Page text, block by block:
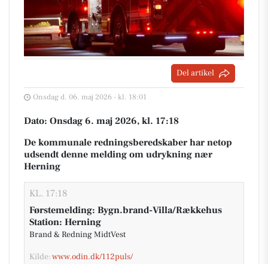
Del artikel
Onsdag d. 06. maj 2026 - kl. 18:01
Dato: Onsdag 6. maj 2026, kl. 17:18
De kommunale redningsberedskaber har netop
udsendt denne melding om udrykning nær
Herning
KL. 17:18
Førstemelding: Bygn.brand-Villa/Rækkehus
Station: Herning
Brand & Redning MidtVest
Kilde:www.odin.dk/112puls/